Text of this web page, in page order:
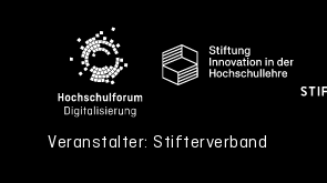
Veranstalter: Stifterverband